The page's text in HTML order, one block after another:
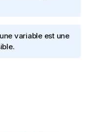
variable est une